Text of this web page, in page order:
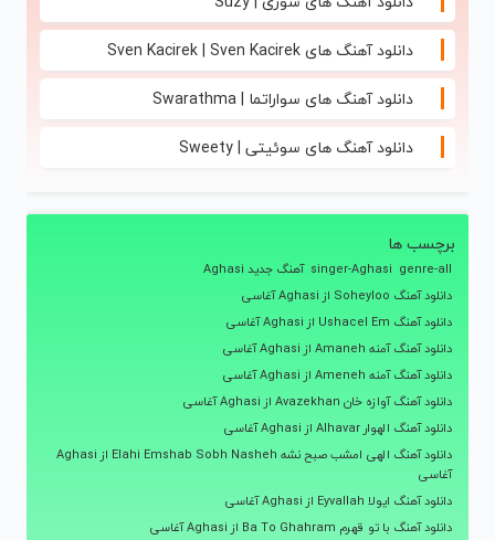
دانلود آهنگ های Sven Kacirek | Sven Kacirek
دانلود آهنگ های سواراتما | Swarathma
دانلود آهنگ های سوئیتی | Sweety
برچسب ها
genre-all
singer-Aghasi آهنگ جدید Aghasi
دانلود آهنگ Soheyloo از Aghasi آغاسی
دانلود آهنگ Ushacel Em از Aghasi آغاسی
دانلود آهنگ آمنه Amaneh از Aghasi آغاسی
دانلود آهنگ آمنه Ameneh از Aghasi آغاسی
دانلود آهنگ آوازه خان Avazekhan از Aghasi آغاسی
دانلود آهنگ الهوار Alhavar از Aghasi آغاسی
دانلود آهنگ الهی امشب صبح نشه Elahi Emshab Sobh Nasheh از Aghasi
آغاسی
دانلود آهنگ ایولا Eyvallah از Aghasi آغاسی
دانلود آهنگ با تو قهرم Ba To Ghahram از Aghasi آغاسی